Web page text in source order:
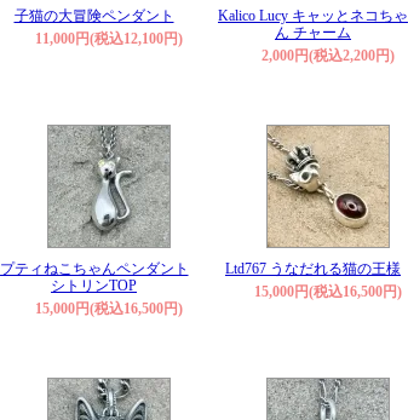
子猫の大冒険ペンダント
11,000円(税込12,100円)
Kalico Lucy キャッとネコちゃ
ん チャーム
2,000円(税込2,200円)
プティねこちゃんペンダント
シトリンTOP
15,000円(税込16,500円)
Ltd767 うなだれる猫の王様
15,000円(税込16,500円)